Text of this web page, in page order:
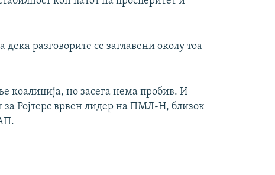
разговорите се заглавени околу тоа
коалиција, но засега нема пробив. И
за Ројтерс врвен лидер на ПМЛ-Н, близок